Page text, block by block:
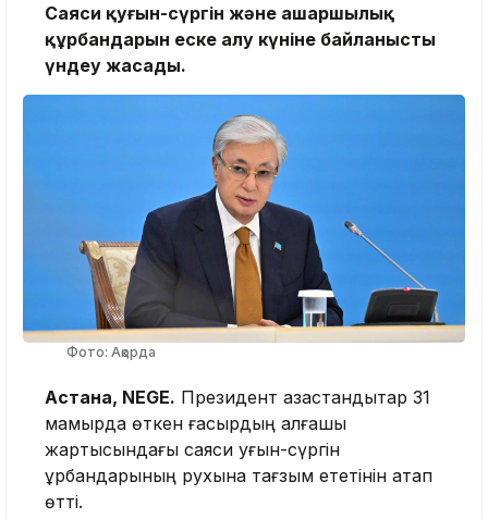
Саяси қуғын-сүргін және ашаршылық
құрбандарын еске алу күніне байланысты
үндеу жасады.
Фото: Ақорда
Астана, NEGE. Президент қазақстандықтар 31
мамырда өткен ғасырдың алғашқы
жартысындағы саяси қуғын-сүргін
құрбандарының рухына тағзым ететінін атап
өтті.